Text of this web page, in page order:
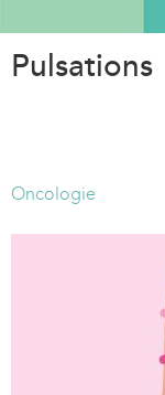
Pulsations
Oncologie